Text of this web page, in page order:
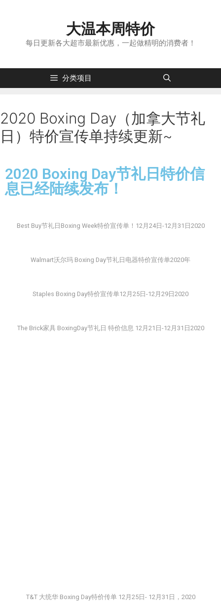
大温本周特价
每日更新各大超市最新优惠，一起做精明的消费者！
分类项目
2020 Boxing Day（加拿大节礼
日）特价宣传单持续更新~
2020 Boxing Day节礼日特价信
息已经陆续发布！
Best Buy节礼日Boxing Week特价宣传单！12月24日-12月31日2020
Walmart沃尔玛 Boxing Day节礼日电器特价宣传单2020年​
Staples Boxing Day特价宣传单12月25日-12月29日2020
The Brick家具 BoxingDay节礼日 特价信息 12月21日-12月31日2020
T&T 大统华 Boxing Day特价传单 12月25日- 12月31日，2020